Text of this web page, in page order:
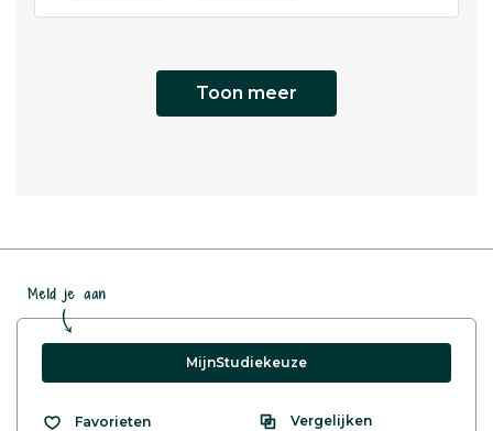
Toon meer
Meld je aan
MijnStudiekeuze
Favorieten Vergelijken